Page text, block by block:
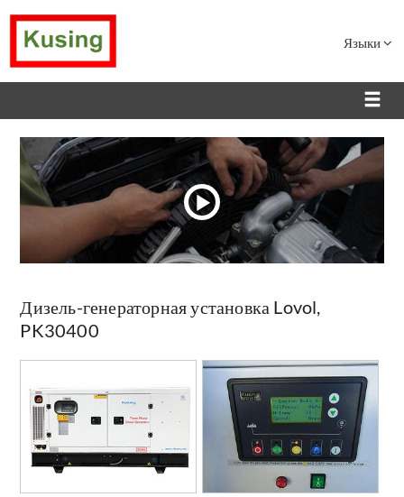
Языки
Дизель-генераторная установка Lovol,
PK30400